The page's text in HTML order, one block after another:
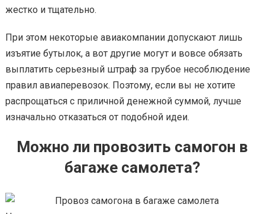
жестко и тщательно.
При этом некоторые авиакомпании допускают лишь
изъятие бутылок, а вот другие могут и вовсе обязать
выплатить серьезный штраф за грубое несоблюдение
правил авиаперевозок. Поэтому, если вы не хотите
распрощаться с приличной денежной суммой, лучше
изначально отказаться от подобной идеи.
Можно ли провозить самогон в
багаже самолета?